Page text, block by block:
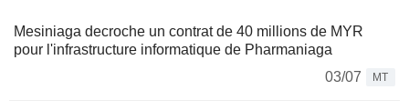
Mesiniaga decroche un contrat de 40 millions de MYR
pour l'infrastructure informatique de Pharmaniaga
03/07
MT